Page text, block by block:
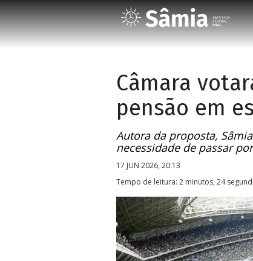
Câmara
pensão em
Autora da proposta,
necessidade de passar
17 JUN 2026, 20:13
Tempo de leitura: 2 minutos, 24